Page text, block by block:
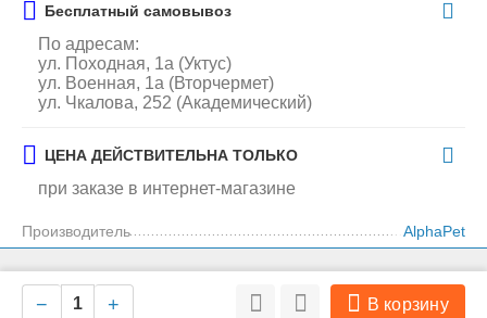
+
− В корзину
Бесплатный самовывоз
По адресам:
ул. Походная, 1а (Уктус)
ул. Военная, 1а (Вторчермет)
ул. Чкалова, 252 (Академический)
ЦЕНА ДЕЙСТВИТЕЛЬНА ТОЛЬКО
при заказе в интернет-магазине
Производитель AlphaPet
Особенности
технического характера. Совершая любые действия на сайте, вы
соглашаетесь с политикой обработки персональных данных
Ок